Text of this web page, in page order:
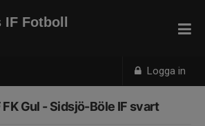
Logga in
Fotboll
FK Gul - Sidsjö-Böle IF svart